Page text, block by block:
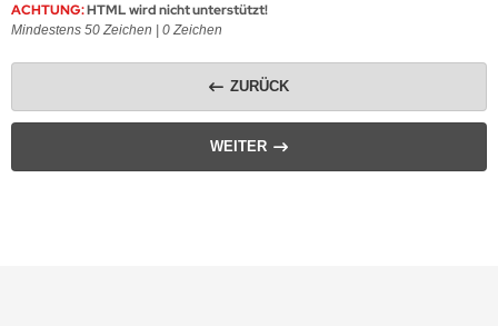
ACHTUNG:HTML wird nicht unterstützt!
Mindestens 50 Zeichen | 0 Zeichen
ZURÜCK
WEITER